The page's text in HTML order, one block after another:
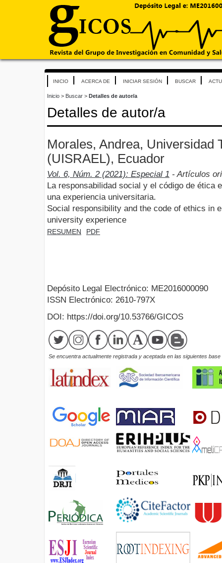
INICIO ACERCA DE INICIAR SESIÓN BUSCAR
Inicio > Buscar > Detalles de autor/a
Detalles de autor/a
Morales, Andrea, Universidad
(UISRAEL), Ecuador
Vol. 6, Núm. 2 (2021): Especial 1 - Artículos
La responsabilidad social y el código de ética
una experiencia universitaria.
Social responsibility and the code of ethics in
university experience
RESUMEN PDF
Depósito Legal Electrónico: ME2016000090
ISSN Electrónico: 2610-797X
DOI: https://doi.org/10.53766/GICOS
Se encuentra actualmente registrada y aceptada en las siguientes